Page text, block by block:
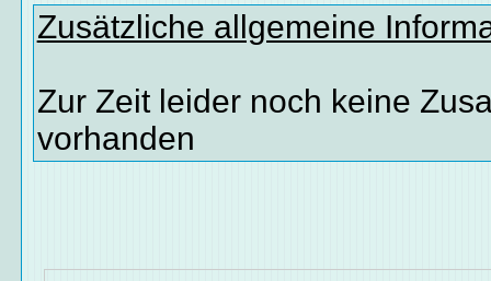
Zusätzliche allgemeine
Zur Zeit leider noch keine
vorhanden